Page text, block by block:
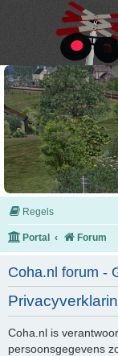
Regels
Portal Forum
Coha.nl forum -
Coha.nl is
persoonsgegevens